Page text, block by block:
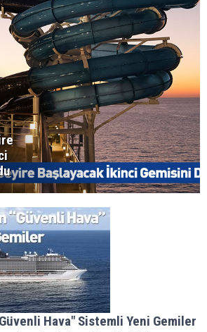
Hava" Sistemli Yeni Gemiler